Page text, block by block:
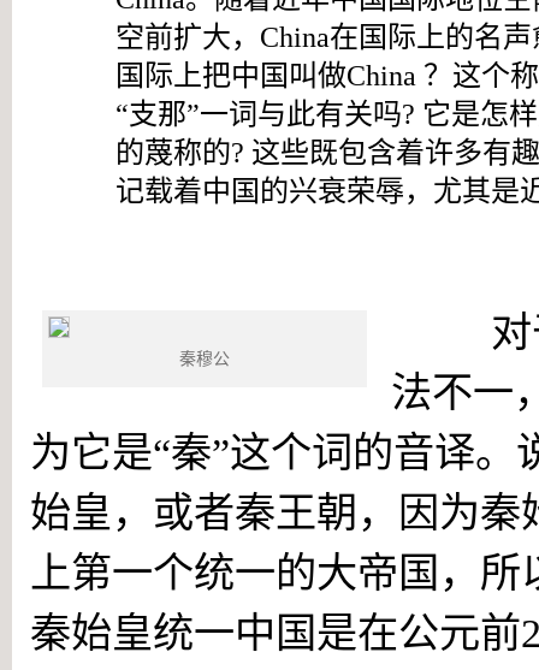
空前扩大， China在国际上的名
国际上把中国叫做China ？这个
“支那”一词与此有关吗? 它是怎
的蔑称的? 这些既包含着许多有
记载着中国的兴衰荣辱，尤其是
秦穆公
对于
法不一
为它是“秦”这个词的音译
始皇，或者秦王朝，因为
上第一个统一的大帝国，
秦始皇统一中国是在公元前